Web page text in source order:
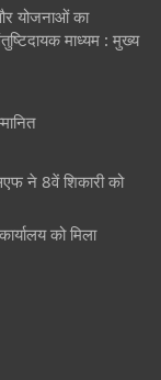
योजनाओं का
माध्यम : मुख्य
ने 8वें शिकारी को
को मिला